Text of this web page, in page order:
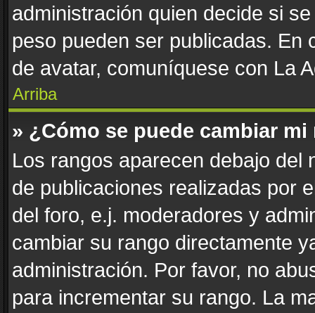
administración quien decide si
peso pueden ser publicadas. En
de avatar, comuníquese con La
Arriba
» ¿Cómo se puede cambiar mi
Los rangos aparecen debajo del
de publicaciones realizadas por
del foro, e.j. moderadores y
cambiar su rango directamente
administración. Por favor, no
para incrementar su rango. La